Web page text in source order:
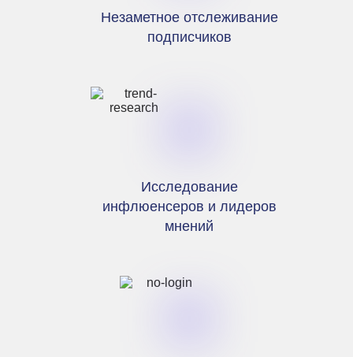
Незаметное отслеживание
подписчиков
Исследование
инфлюенсеров и лидеров
мнений